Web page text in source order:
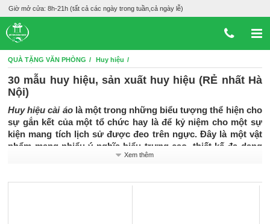
Giờ mở cửa: 8h-21h (tất cả các ngày trong tuần,cả ngày lễ)
QUÀ TẶNG VĂN PHÒNG Huy hiệu
30 mẫu huy hiệu, sản xuất huy hiệu (RẺ nhất Hà
Nội)
Huy hiệu cài áolà một trong những biểu tượng thể hiện cho
sự gắn kết của một tổ chức hay là để kỷ niệm cho một sự
kiện mang tích lịch sử được đeo trên ngực. Đây là một vật
phẩm mang nhiểu ý nghĩa biểu trưng cao, thiết kế đa dạng
riêng cho từng cơ quan, đoàn thể. Có thể nói, huy hiệu như
cáo…In huy hiệu, huy hiệu, sản xuất huy hiệu, in huy hiệu
Xem thêm